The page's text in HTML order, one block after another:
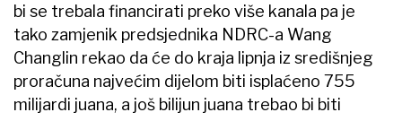
bi se trebala financirati preko više kanala pa je
tako zamjenik predsjednika NDRC-a Wang
Changlin rekao da će do kraja lipnja iz središnjeg
proračuna najvećim dijelom biti isplaćeno 755
milijardi juana, a još bilijun juana trebao bi biti